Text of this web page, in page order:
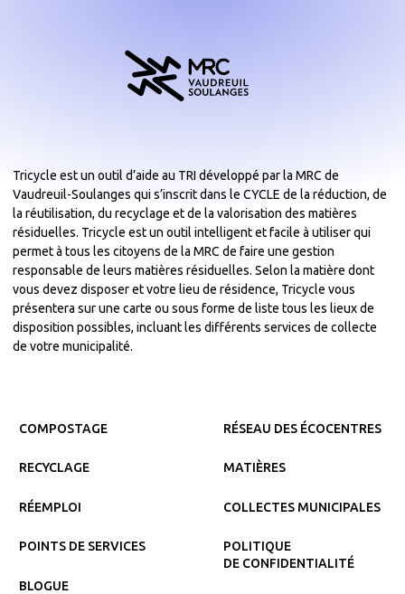
Tricycle est un outil d’aide au TRI développé par la MRC de
Vaudreuil-Soulanges qui s’inscrit dans le CYCLE de la réduction, de
la réutilisation, du recyclage et de la valorisation des matières
résiduelles. Tricycle est un outil intelligent et facile à utiliser qui
permet à tous les citoyens de la MRC de faire une gestion
responsable de leurs matières résiduelles. Selon la matière dont
vous devez disposer et votre lieu de résidence, Tricycle vous
présentera sur une carte ou sous forme de liste tous les lieux de
disposition possibles, incluant les différents services de collecte
de votre municipalité.
COMPOSTAGE
RECYCLAGE
RÉEMPLOI
POINTS DE SERVICES
BLOGUE
RÉSEAU DES ÉCOCENTRES
MATIÈRES
COLLECTES MUNICIPALES
POLITIQUE
DE CONFIDENTIALITÉ